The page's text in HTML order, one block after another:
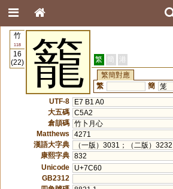
竹
118
16
(22)
籠 繁 簡 港
繁簡對應
繁
簡 笼
UTF-8
E7 B1 A0
大五碼 C5A2
倉頡碼 竹卜月心
Matthews
4271
漢語大字典
（一版）3031；（二版）3232
康熙字典 832
Unicode
U+7C60
GB2312